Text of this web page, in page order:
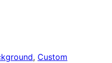
, Custom